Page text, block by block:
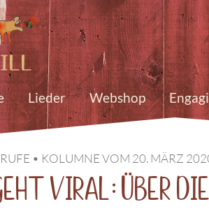
Lieder Webshop
• KOLUMNE VOM 20. MÄRZ
viral: Über die